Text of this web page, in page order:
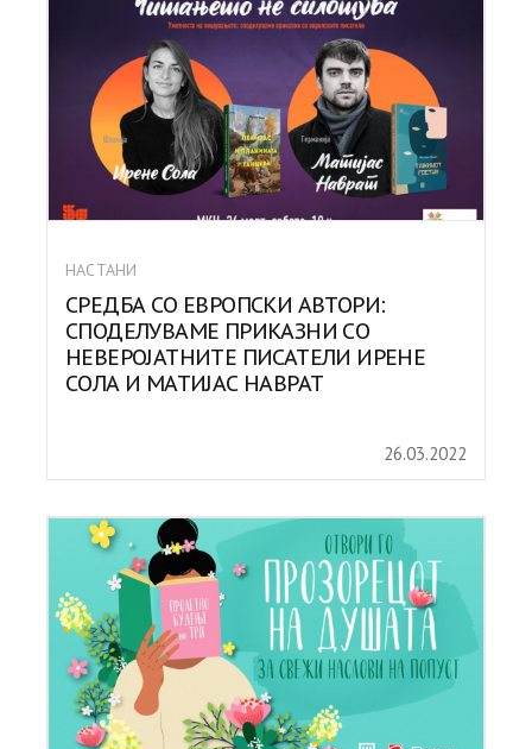
НАСТАНИ
СРЕДБА СО ЕВРОПСКИ АВТОРИ:
СПОДЕЛУВАМЕ ПРИКАЗНИ СО
НЕВЕРОЈАТНИТЕ ПИСАТЕЛИ ИРЕНЕ
СОЛА И МАТИЈАС НАВРАТ
26.03.2022